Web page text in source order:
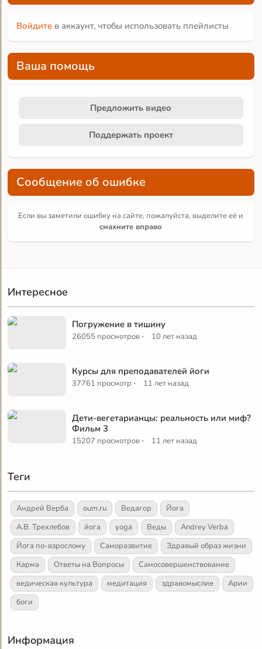
Войдите в аккаунт, чтобы использовать плейлисты
Ваша помощь
Предложить видео
Поддержать проект
Сообщение об ошибке
Если вы заметили ошибку на сайте, пожалуйста, выделите её и
смахните вправо
Интересное
Погружение в тишину
26055 просмотров · 10 лет назад
Курсы для преподавателей йоги
37761 просмотр · 11 лет назад
Дети-вегетарианцы: реальность или миф?
Фильм 3
15207 просмотров · 11 лет назад
Теги
Андрей Верба oum.ru Ведагор
Йога
А.В. Трехлебов
йога yoga Веды
Andrey Verba
Йога по-взрослому
Саморазвитие
Здравый образ жизни
Карма
Ответы на Вопросы
Самосовершенствование
ведическая культура
медитация здравомыслие
Арии
боги
Информация